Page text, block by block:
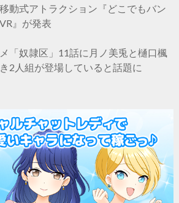
動式アトラクション『どこでもバン
』が発表
「奴隷区」11話に月ノ美兎と樋口楓
2人組が登場していると話題に